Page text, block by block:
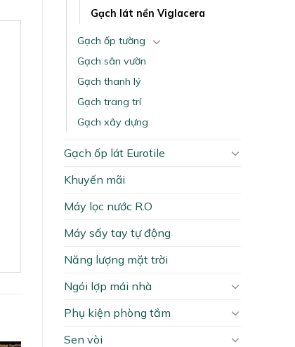
Gạch lát nền Viglacera
Gạch ốp tường
Gạch sân vườn
Gạch thanh lý
Gạch trang trí
Gạch xây dựng
Gạch ốp lát Eurotile
Khuyến mãi
Máy lọc nước R.O
Máy sấy tay tự động
Năng lượng mặt trời
Ngói lợp mái nhà
Phụ kiện phòng tắm
Sen vòi